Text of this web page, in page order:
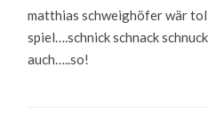
matthias schweighöfer wär
spiel….schnick schnack
auch…..so!